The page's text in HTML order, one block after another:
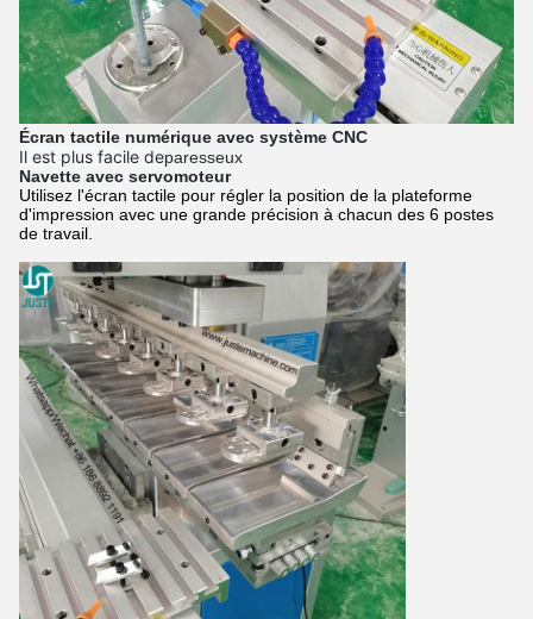
Écran tactile numérique avec système CNC
Il est plus facile deparesseux
Navette avec servomoteur
Utilisez l'écran tactile pour régler la position de la plateforme
d'impression avec une grande précision à chacun des 6 postes
de travail.